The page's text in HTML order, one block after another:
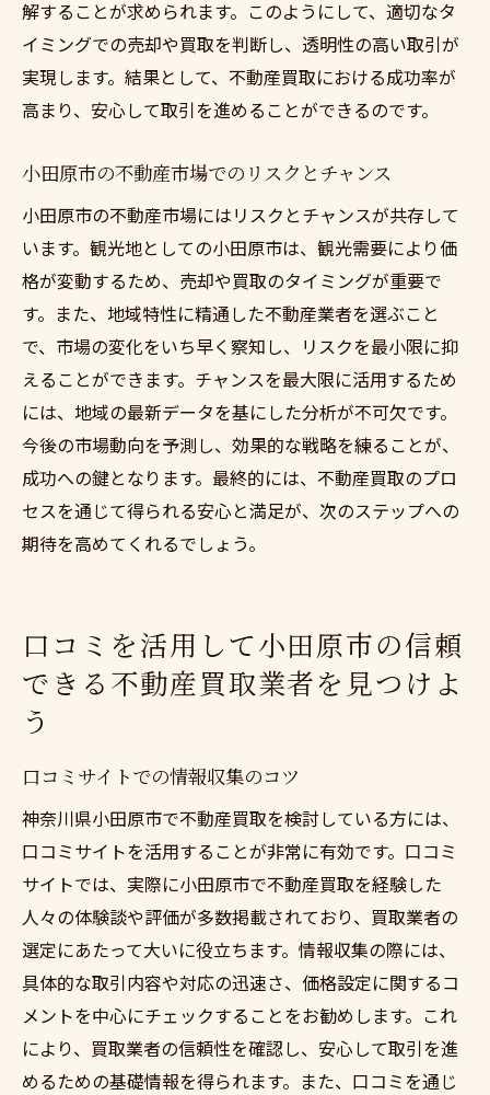
解することが求められます。このようにして、適切なタ
イミングでの売却や買取を判断し、透明性の高い取引が
実現します。結果として、不動産買取における成功率が
高まり、安心して取引を進めることができるのです。
小田原市の不動産市場でのリスクとチャンス
小田原市の不動産市場にはリスクとチャンスが共存して
います。観光地としての小田原市は、観光需要により価
格が変動するため、売却や買取のタイミングが重要で
す。また、地域特性に精通した不動産業者を選ぶこと
で、市場の変化をいち早く察知し、リスクを最小限に抑
えることができます。チャンスを最大限に活用するため
には、地域の最新データを基にした分析が不可欠です。
今後の市場動向を予測し、効果的な戦略を練ることが、
成功への鍵となります。最終的には、不動産買取のプロ
セスを通じて得られる安心と満足が、次のステップへの
期待を高めてくれるでしょう。
口コミを活用して小田原市の信頼
できる不動産買取業者を見つけよ
う
口コミサイトでの情報収集のコツ
神奈川県小田原市で不動産買取を検討している方には、
口コミサイトを活用することが非常に有効です。口コミ
サイトでは、実際に小田原市で不動産買取を経験した
人々の体験談や評価が多数掲載されており、買取業者の
選定にあたって大いに役立ちます。情報収集の際には、
具体的な取引内容や対応の迅速さ、価格設定に関するコ
メントを中心にチェックすることをお勧めします。これ
により、買取業者の信頼性を確認し、安心して取引を進
めるための基礎情報を得られます。また、口コミを通じ